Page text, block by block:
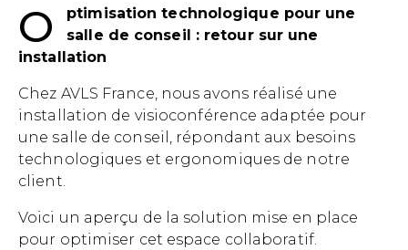
O
ptimisation technologique pour une
salle de conseil : retour sur une
installation
Chez AVLS France, nous avons réalisé une
installation de visioconférence adaptée pour
une salle de conseil, répondant aux besoins
technologiques et ergonomiques de notre
client.
Voici un aperçu de la solution mise en place
pour optimiser cet espace collaboratif.